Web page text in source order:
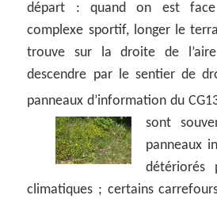
départ : quand on est
complexe sportif, longer le
trouve sur la droite de
descendre par le sentier de
panneaux d’information du
sont
panneaux
détériorés
climatiques ; certains